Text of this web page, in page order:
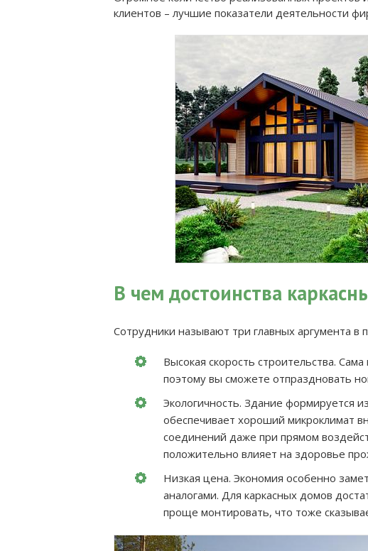
клиентов – лучшие показатели деятельности
В чем достоинства
Сотрудники называют три главных аргумента в
Высокая скорость строительства.
поэтому вы сможете отпраздновать
Экологичность. Здание формируется
обеспечивает хороший микроклимат
соединений даже при прямом
положительно влияет на здоровье
Низкая цена. Экономия особенно
аналогами. Для каркасных домов
проще монтировать, что тоже